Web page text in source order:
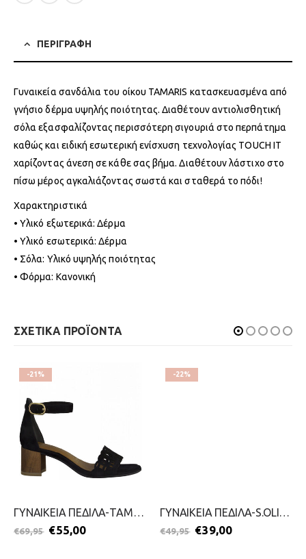
ΠΕΡΙΓΡΑΦΗ
Γυναικεία σανδάλια του οίκου TAMARIS κατασκευασμένα από
γνήσιο δέρμα υψηλής ποιότητας. Διαθέτουν αντιολισθητική
σόλα εξασφαλίζοντας περισσότερη σιγουριά στο περπάτημα
καθώς και ειδική εσωτερική ενίσχυση τεχνολογίας TOUCH IT
χαρίζοντας άνεση σε κάθε σας βήμα. Διαθέτουν λάστιχο στο
πίσω μέρος αγκαλιάζοντας σωστά και σταθερά το πόδι!
Χαρακτηριστικά
• Υλικό εξωτερικά: Δέρμα
• Υλικό εσωτερικά: Δέρμα
• Σόλα: Υλικό υψηλής ποιότητας
• Φόρμα: Κανονική
ΣΧΕΤΙΚΑ ΠΡΟΪΟΝΤΑ
-21%
ΓΥΝΑΙΚΕΙΑ ΠΕΔΙΛΑ-TAMARIS-2199-0090-ΜΑΥΡΟ
€69,95 €55,00
-22%
ΓΥΝΑΙΚΕΙΑ ΠΕΔΙΛΑ-S.OLIVER-2199-0058-ΜΑΥΡΟ
€49,95 €39,00